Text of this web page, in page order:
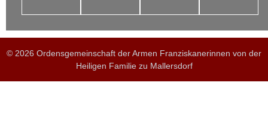
© 2026 Ordensgemeinschaft der Armen Franziskanerinnen von der
Heiligen Familie zu Mallersdorf